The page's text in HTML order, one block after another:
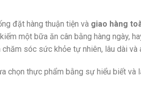
đặt hàng thuận tiện và giao hàng
một bữa ăn cân bằng hàng ngày,
chăm sóc sức khỏe tự nhiên, lâu dài và
chọn thực phẩm bằng sự hiểu biết và